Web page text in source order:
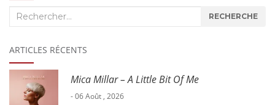
Recherche
RECHERCHE
ARTICLES RÉCENTS
Mica Millar – A Little Bit Of Me
- 06 Août , 2026